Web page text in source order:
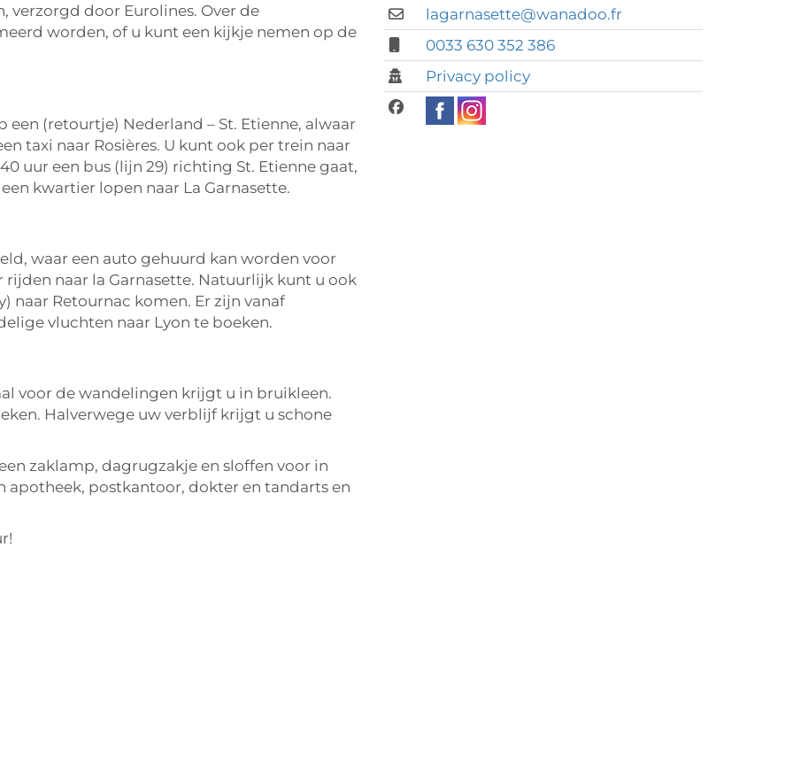
verzorgd door Eurolines. Over de
worden, of u kunt een kijkje nemen op de
(retourtje) Nederland – St. Etienne, alwaar
taxi naar Rosières. U kunt ook per trein naar
uur een bus (lijn 29) richting St. Etienne gaat,
kwartier lopen naar La Garnasette.
waar een auto gehuurd kan worden voor
naar la Garnasette. Natuurlijk kunt u ook
naar Retournac komen. Er zijn vanaf
vluchten naar Lyon te boeken.
voor de wandelingen krijgt u in bruikleen.
Halverwege uw verblijf krijgt u schone
zaklamp, dagrugzakje en sloffen voor in
apotheek, postkantoor, dokter en tandarts en
lagarnasette@wanadoo.fr
0033 630 352 386
Privacy policy